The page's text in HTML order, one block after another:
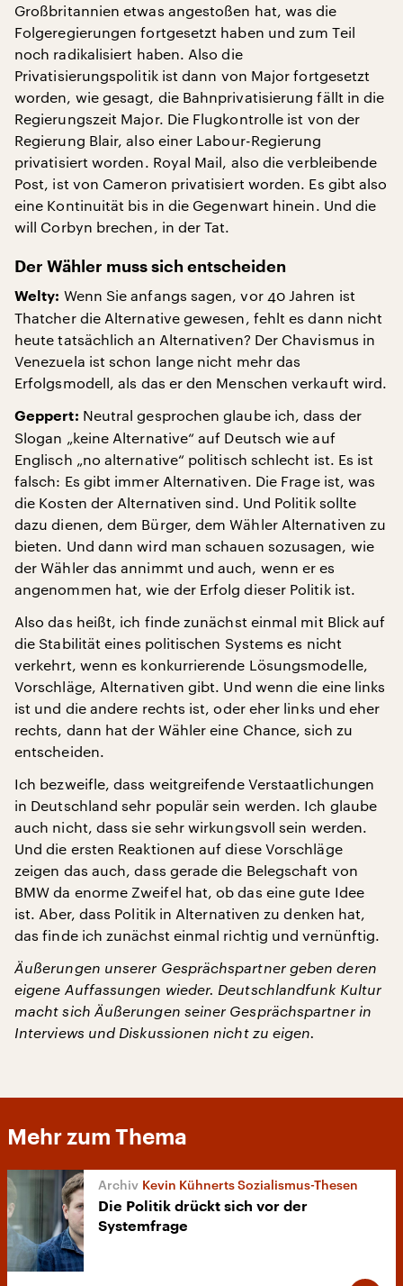
Großbritannien etwas angestoßen hat, was die
Folgeregierungen fortgesetzt haben und zum Teil
noch radikalisiert haben. Also die
Privatisierungspolitik ist dann von Major fortgesetzt
worden, wie gesagt, die Bahnprivatisierung fällt in die
Regierungszeit Major. Die Flugkontrolle ist von der
Regierung Blair, also einer Labour-Regierung
privatisiert worden. Royal Mail, also die verbleibende
Post, ist von Cameron privatisiert worden. Es gibt also
eine Kontinuität bis in die Gegenwart hinein. Und die
will Corbyn brechen, in der Tat.
Der Wähler muss sich entscheiden
Welty: Wenn Sie anfangs sagen, vor 40 Jahren ist
Thatcher die Alternative gewesen, fehlt es dann nicht
heute tatsächlich an Alternativen? Der Chavismus in
Venezuela ist schon lange nicht mehr das
Erfolgsmodell, als das er den Menschen verkauft wird.
Geppert: Neutral gesprochen glaube ich, dass der
Slogan „keine Alternative“ auf Deutsch wie auf
Englisch „no alternative“ politisch schlecht ist. Es ist
falsch: Es gibt immer Alternativen. Die Frage ist, was
die Kosten der Alternativen sind. Und Politik sollte
dazu dienen, dem Bürger, dem Wähler Alternativen zu
bieten. Und dann wird man schauen sozusagen, wie
der Wähler das annimmt und auch, wenn er es
angenommen hat, wie der Erfolg dieser Politik ist.
Also das heißt, ich finde zunächst einmal mit Blick auf
die Stabilität eines politischen Systems es nicht
verkehrt, wenn es konkurrierende Lösungsmodelle,
Vorschläge, Alternativen gibt. Und wenn die eine links
ist und die andere rechts ist, oder eher links und eher
rechts, dann hat der Wähler eine Chance, sich zu
entscheiden.
Ich bezweifle, dass weitgreifende Verstaatlichungen
in Deutschland sehr populär sein werden. Ich glaube
auch nicht, dass sie sehr wirkungsvoll sein werden.
Und die ersten Reaktionen auf diese Vorschläge
zeigen das auch, dass gerade die Belegschaft von
BMW da enorme Zweifel hat, ob das eine gute Idee
ist. Aber, dass Politik in Alternativen zu denken hat,
das finde ich zunächst einmal richtig und vernünftig.
Äußerungen unserer Gesprächspartner geben deren
eigene Auffassungen wieder. Deutschlandfunk Kultur
macht sich Äußerungen seiner Gesprächspartner in
Interviews und Diskussionen nicht zu eigen.
Mehr zum Thema
Kevin Kühnerts Sozialismus-Thesen
Die Politik drückt sich vor der
Systemfrage